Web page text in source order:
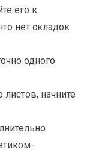
его к
нет складок
одного
начните